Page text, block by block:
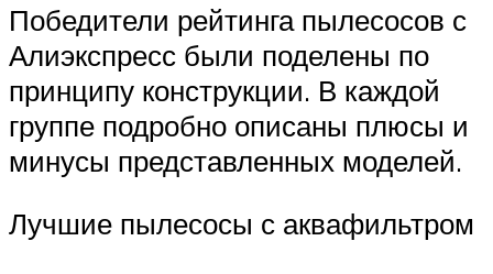
Победители рейтинга пылесосов с
Алиэкспресс были поделены по
принципу конструкции. В каждой
группе подробно описаны плюсы и
минусы представленных моделей.
Лучшие пылесосы с аквафильтром